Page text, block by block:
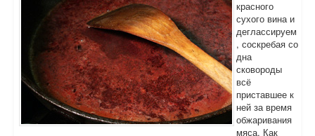
красного
сухого вина и
деглассируем
, соскребая со
дна
сковороды
всё
приставшее к
ней за время
обжаривания
мяса. Как